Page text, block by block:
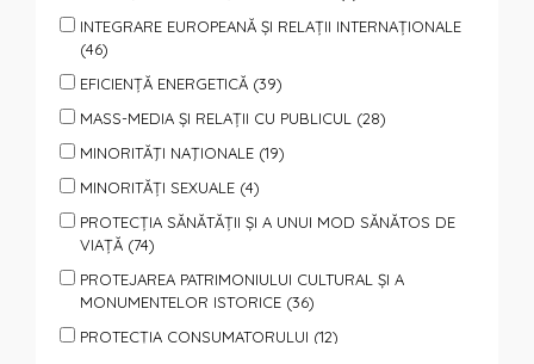
INTEGRARE EUROPEANĂ ȘI RELAȚII INTERNAȚIONALE
(46)
EFICIENȚĂ ENERGETICĂ (39)
MASS-MEDIA ȘI RELAȚII CU PUBLICUL (28)
MINORITĂŢI NAŢIONALE (19)
MINORITĂȚI SEXUALE (4)
PROTECȚIA SĂNĂTĂȚII ȘI A UNUI MOD SĂNĂTOS DE
VIAȚĂ (74)
PROTEJAREA PATRIMONIULUI CULTURAL ȘI A
MONUMENTELOR ISTORICE (36)
PROTECȚIA CONSUMATORULUI (12)